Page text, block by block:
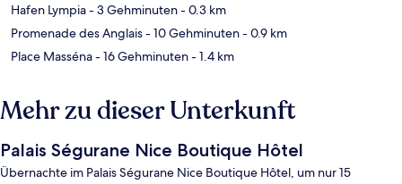
Hafen Lympia- 3 Gehminuten- 0.3 km
Promenade des Anglais- 10 Gehminuten- 0.9 km
Place Masséna- 16 Gehminuten- 1.4 km
Mehr zu dieser Unterkunft
Palais Ségurane Nice Boutique Hôtel
Übernachte im Palais Ségurane Nice Boutique Hôtel, um nur 15